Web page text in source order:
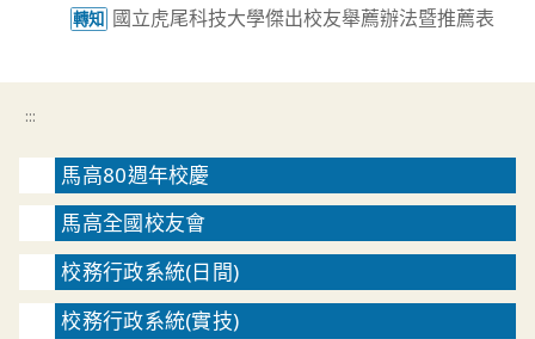
轉知 國立虎尾科技大學傑出校友舉薦辦法暨推薦表
:::
馬高80週年校慶
馬高全國校友會
校務行政系統(日間)
校務行政系統(實技)